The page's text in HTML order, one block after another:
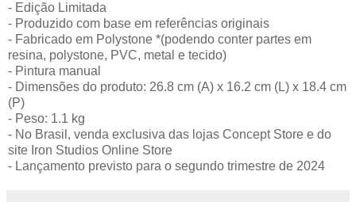
- Edição Limitada
- Produzido com base em referências originais
- Fabricado em Polystone *(podendo conter partes em
resina, polystone, PVC, metal e tecido)
- Pintura manual
- Dimensões do produto: 26.8 cm (A) x 16.2 cm (L) x 18.4 cm
(P)
- Peso: 1.1 kg
- No Brasil, venda exclusiva das lojas Concept Store e do
site Iron Studios Online Store
- Lançamento previsto para o segundo trimestre de 2024